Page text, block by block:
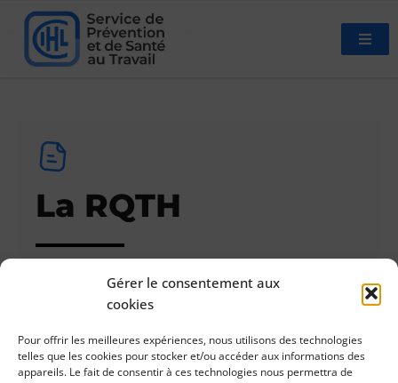
Gérer le consentement aux
cookies
Pour offrir les meilleures expériences, nous utilisons des technologies
telles que les cookies pour stocker et/ou accéder aux informations des
appareils. Le fait de consentir à ces technologies nous permettra de
La RQTH
18/09/2025
Télécharger le document